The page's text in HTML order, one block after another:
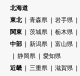
北海道
東北
青森県 岩手県
関東
茨城県 栃木県
中部
新潟県 富山県
静岡県
愛知県
近畿
三重県 滋賀県